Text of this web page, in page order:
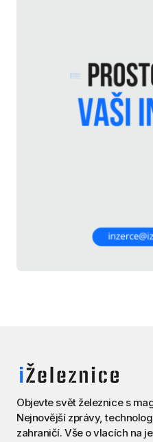
Objevte svět železnice s
Nejnovější zprávy,
zahraničí. Vše o vlacích na